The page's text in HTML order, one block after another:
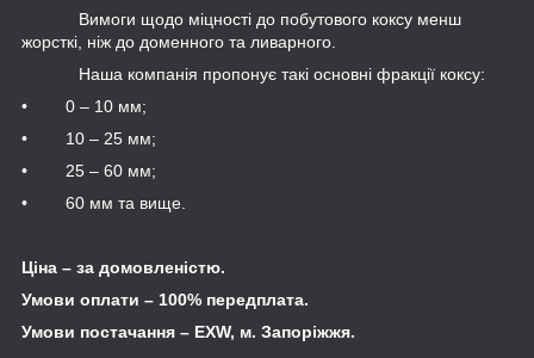
Вимоги щодо міцності до побутового коксу менш
жорсткі, ніж до доменного та ливарного.
Наша компанія пропонує такі основні фракції коксу:
• 0 – 10 мм;
• 10 – 25 мм;
• 25 – 60 мм;
• 60 мм та вище.
Ціна – за домовленістю.
Умови оплати – 100% передплата.
Умови постачання – EXW, м. Запоріжжя.